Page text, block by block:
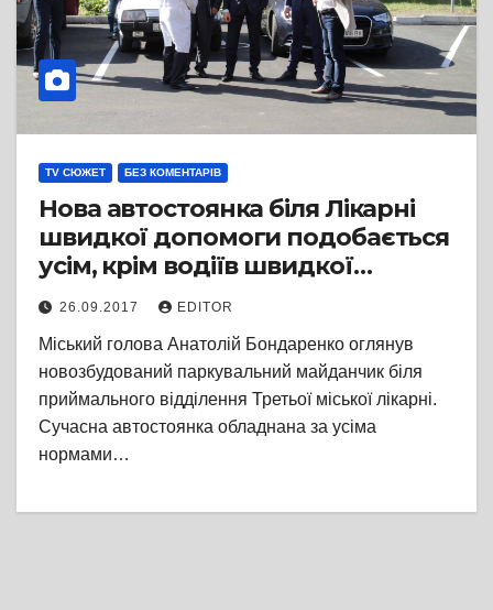
TV СЮЖЕТ БЕЗ КОМЕНТАРІВ
Нова автостоянка біля Лікарні
швидкої допомоги подобається
усім, крім водіїв швидкої
допомоги
26.09.2017 EDITOR
Міський голова Анатолій Бондаренко оглянув
новозбудований паркувальний майданчик біля
приймального відділення Третьої міської лікарні.
Сучасна автостоянка обладнана за усіма
нормами…